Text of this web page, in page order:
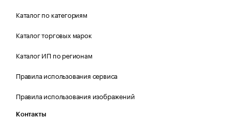
Каталог по категориям
Каталог торговых марок
Каталог ИП по регионам
Правила использования сервиса
Правила использования изображений
Контакты